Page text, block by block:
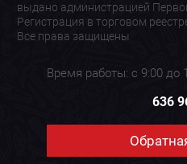
выдано администрацией
Регистрация в торговом
Все права защищены
Время работы: с 9:00 до
636